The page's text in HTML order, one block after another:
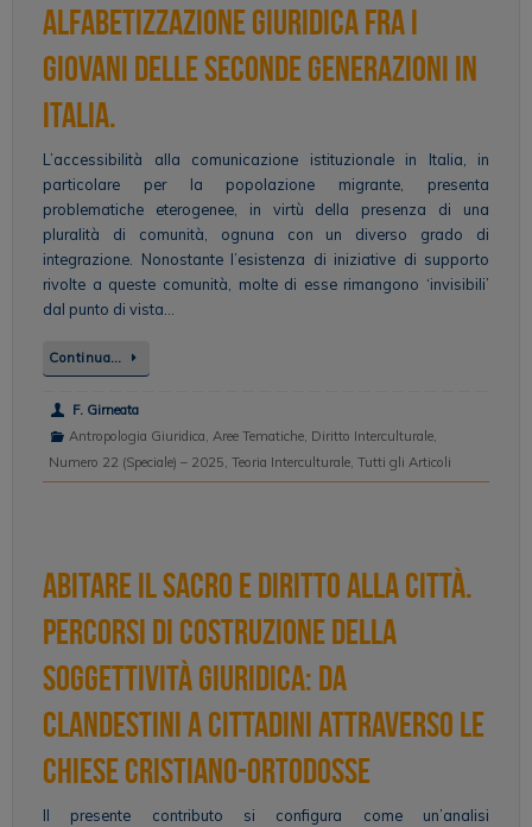
alfabetizzazione giuridica fra i
giovani delle seconde generazioni in
Italia.
L’accessibilità alla comunicazione istituzionale in Italia, in
particolare per la popolazione migrante, presenta
problematiche eterogenee, in virtù della presenza di una
pluralità di comunità, ognuna con un diverso grado di
integrazione. Nonostante l’esistenza di iniziative di supporto
rivolte a queste comunità, molte di esse rimangono ‘invisibili’
dal punto di vista…
Continua…
F. Girneata
Antropologia Giuridica Aree Tematiche, Diritto Interculturale,
Numero 22 (Speciale) – 2025 Teoria Interculturale Tutti gli Articoli
Abitare il sacro e diritto alla città.
Percorsi di costruzione della
soggettività giuridica: da
clandestini a cittadini attraverso le
chiese cristiano-ortodosse
Il presente contributo si configura come un’analisi